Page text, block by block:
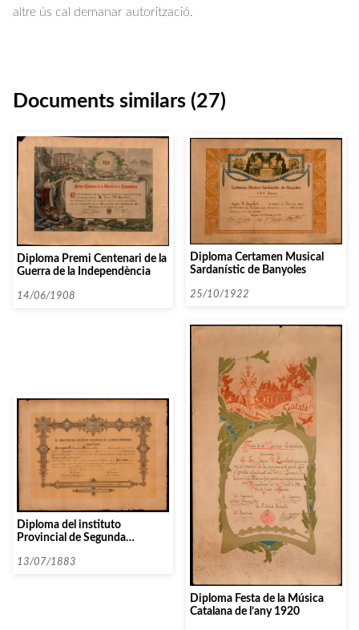
altre ús cal demanar autorització.
Documents similars (27)
Diploma Premi Centenari de la
Guerra de la Independència
14/06/1908
Diploma Certamen Musical
Sardanístic de Banyoles
25/10/1922
Diploma del instituto
Provincial de Segunda
13/07/1883
Diploma Festa de la Música
Catalana de l’any 1920